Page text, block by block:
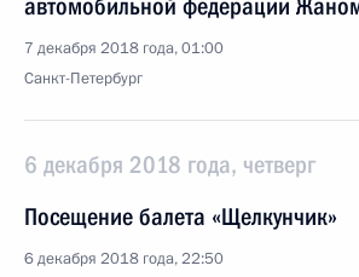
автомобильной федерации
7 декабря 2018 года, 01:00
Санкт-Петербург
6 декабря 2018 года, четверг
Посещение балета «Щелкунчик»
6 декабря 2018 года, 22:50